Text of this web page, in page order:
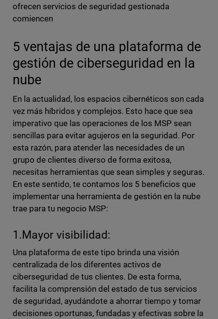
ofrecen servicios de seguridad gestionada
comiencen
5 ventajas de una plataforma de
gestión de ciberseguridad en la
nube
En la actualidad, los espacios cibernéticos son cada
vez más híbridos y complejos. Esto hace que sea
imperativo que las operaciones de los MSP sean
sencillas para evitar agujeros en la seguridad. Por
esta razón, para atender las necesidades de un
grupo de clientes diverso de forma exitosa,
necesitas herramientas que sean simples y seguras.
En este sentido, te contamos los 5 beneficios que
implementar una herramienta de gestión en la nube
trae para tu negocio MSP:
1.Mayor visibilidad:
Una plataforma de este tipo brinda una visión
centralizada de los diferentes activos de
ciberseguridad de tus clientes. De esta forma,
facilita la comprensión del estado de tus servicios
de seguridad, ayudándote a ahorrar tiempo y tomar
decisiones oportunas, fundadas y efectivas sobre la